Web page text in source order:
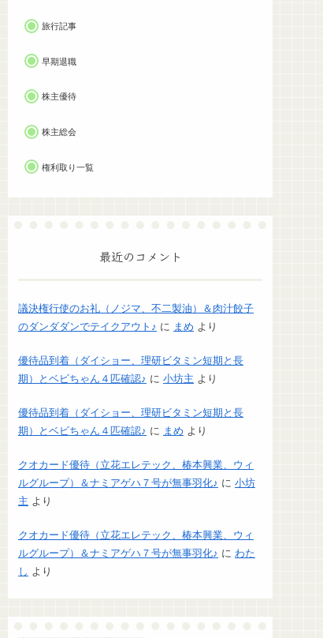
旅行記事
早期退職
株主優待
株主総会
権利取り一覧
最近のコメント
議決権行使のお礼（ノジマ、不二製油）＆肉汁餃子
のダンダダンでテイクアウト♪ に まめ より
優待品到着（ダイショー、理研ビタミン短期と長
期）とベビちゃん４匹確認♪ に 小坊主 より
優待品到着（ダイショー、理研ビタミン短期と長
期）とベビちゃん４匹確認♪ に まめ より
クオカード優待（立花エレテック、椿本興業、ウィ
ルグループ）＆ナミアゲハ７号が無事羽化♪ に 小坊
主 より
クオカード優待（立花エレテック、椿本興業、ウィ
ルグループ）＆ナミアゲハ７号が無事羽化♪ に わた
し より